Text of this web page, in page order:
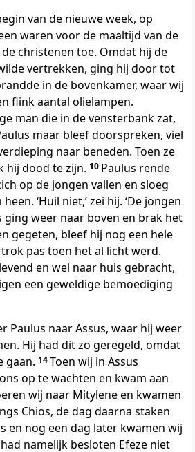
van de nieuwe week, op
waren voor de maaltijd van de
christenen toe. Omdat hij de
vertrekken, ging hij door tot
in de bovenkamer, waar wij
flink aantal olielampen.
man die in de vensterbank zat,
maar bleef doorspreken, viel
naar beneden. Toen ze
hij dood te zijn. 10 Paulus rende
op de jongen vallen en sloeg
‘Huil niet,’ zei hij. ‘De jongen
ging weer naar boven en brak het
gegeten, bleef hij nog een hele
pas toen het al licht werd.
en wel naar huis gebracht,
een geweldige bemoediging
Paulus naar Assus, waar hij weer
Hij had dit zo geregeld, omdat
gaan. 14Toen wij in Assus
op te wachten en kwam aan
wij naar Mitylene en kwamen
Chios, de dag daarna staken
en nog een dag later kwamen wij
namelijk besloten Efeze niet